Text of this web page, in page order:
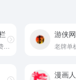
知乎旗下盐选付费专栏
游侠网
漫画人